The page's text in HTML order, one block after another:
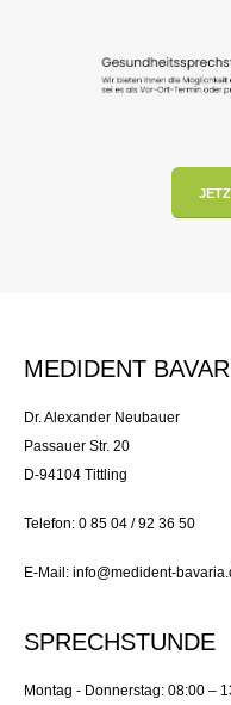
MEDIDENT
Dr. Alexander Neubauer
Passauer Str. 20
D-94104 Tittling
Telefon: 0 85 04 / 92 36 50
E-Mail: info@medident-
SPRECHSTUNDE
Montag - Donnerstag: 08:00 –